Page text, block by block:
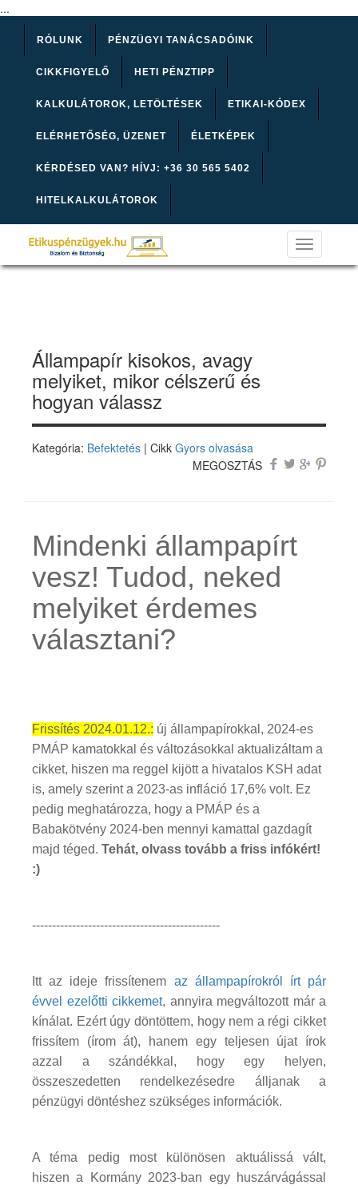
...
RÓLUNK PÉNZÜGYI TANÁCSADÓINK
CIKKFIGYELŐ HETI PÉNZTIPP
KALKULÁTOROK, LETÖLTÉSEK ETIKAI-KÓDEX
ELÉRHETŐSÉG, ÜZENET ÉLETKÉPEK
KÉRDÉSED VAN? HÍVJ: +36 30 565 5402
HITELKALKULÁTOROK
Toggle
navigation
Állampapír kisokos, avagy
melyiket, mikor célszerű és
hogyan válassz
Kategória: Befektetés | Cikk Gyors olvasása
MEGOSZTÁS
Mindenki állampapírt
vesz! Tudod, neked
melyiket érdemes
választani?
Frissítés 2024.01.12.: új állampapírokkal, 2024-es
PMÁP kamatokkal és változásokkal aktualizáltam a
cikket, hiszen ma reggel kijött a hivatalos KSH adat
is, amely szerint a 2023-as infláció 17,6% volt. Ez
pedig meghatározza, hogy a PMÁP és a
Babakötvény 2024-ben mennyi kamattal gazdagít
majd téged. Tehát, olvass tovább a friss infókért!
:)
-----------------------------------------------
Itt az ideje frissítenem az állampapírokról írt pár
évvel ezelőtti cikkemet, annyira megváltozott már a
kínálat. Ezért úgy döntöttem, hogy nem a régi cikket
frissítem (írom át), hanem egy teljesen újat írok
azzal a szándékkal, hogy egy helyen,
összeszedetten rendelkezésedre álljanak a
pénzügyi döntéshez szükséges információk.
A téma pedig most különösen aktuálissá vált,
hiszen a Kormány 2023-ban egy huszárvágással